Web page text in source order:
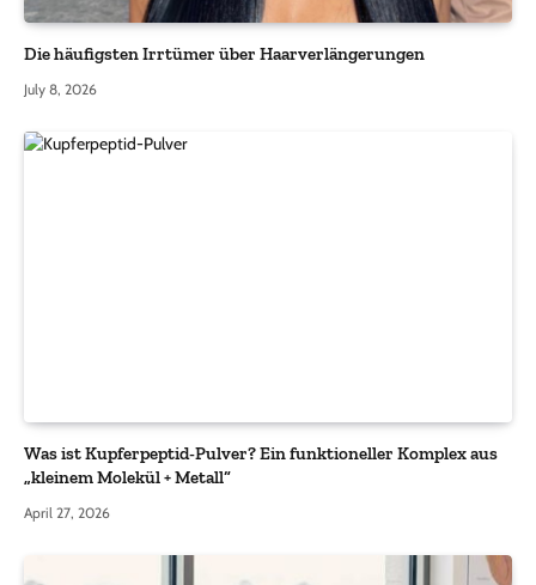
Die häufigsten Irrtümer über Haarverlängerungen
July 8, 2026
Was ist Kupferpeptid-Pulver? Ein funktioneller Komplex aus
„kleinem Molekül + Metall“
April 27, 2026